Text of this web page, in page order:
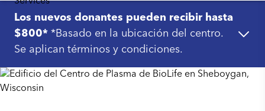
Los nuevos donantes pueden recibir hasta
$800* *Basado en la ubicación del centro.
Se aplican términos y condiciones.